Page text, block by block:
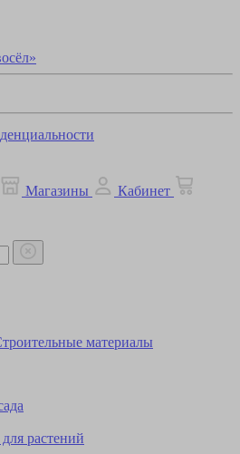
Магазины
Кабинет
материалы
растений